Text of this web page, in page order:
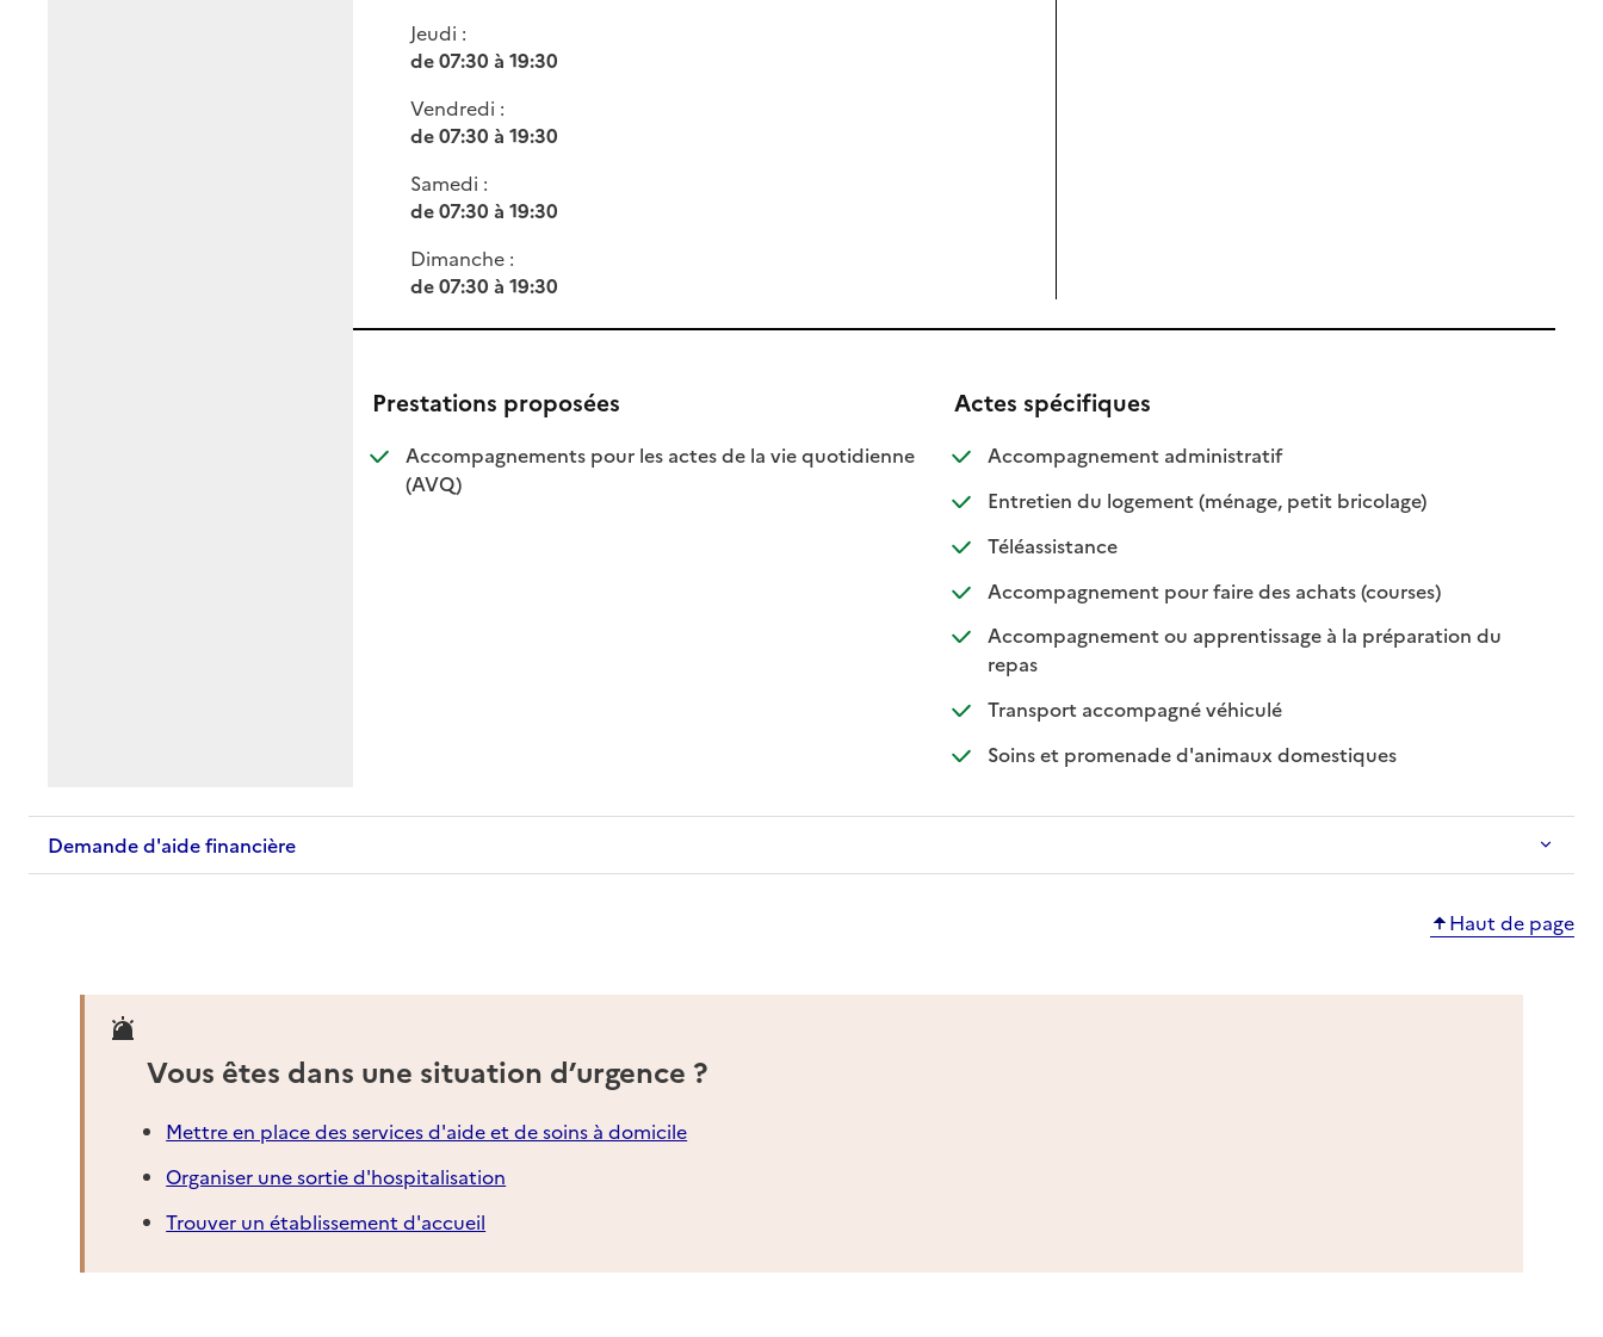
Jeudi :
de 07:30 à 19:30
Vendredi :
de 07:30 à 19:30
Samedi :
de 07:30 à 19:30
Dimanche :
de 07:30 à 19:30
Prestations proposées
Accompagnements pour les actes de la vie quotidienne
(AVQ)
: disponible
: non disponible
Actes spécifiques
Accompagnement administratif: disponible
: non disponible
Entretien du logement (ménage, petit bricolage): disponible
: non disponible
Téléassistance: disponible
: non disponible
Accompagnement pour faire des achats (courses): disponible
: non disponible
Accompagnement ou apprentissage à la préparation du
repas
: disponible
: non disponible
Transport accompagné véhiculé: disponible
: non disponible
Soins et promenade d'animaux domestiques: disponible
: non disponible
Demande d'aide financière
Haut de page
Vous êtes dans une situation d’urgence ?
Mettre en place des services d'aide et de soins à domicile
Organiser une sortie d'hospitalisation
Trouver un établissement d'accueil